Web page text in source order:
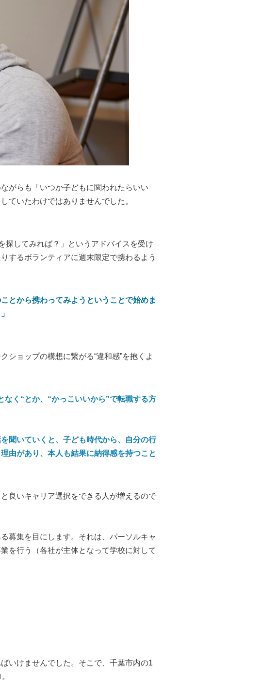
がらも「いつか子どもに関われたらいい
ていたわけではありませんでした。
探してみれば？」というアドバイスを受け
するボランティアに週末限定で携わるよう
とから携わってみようということで始めま
」
ショップの構想に繋がる“違和感”を抱くよ
く“とか、“かっこいいから”で転職する方
聞いていくと、子ども時代から、自分の行
由があり、本人も結果に納得感を持つこと
良いキャリア選択をできる人が増えるので
募集を目にします。それは、パーソルキャ
を行う（各社が主体となって学校に対して
いけませんでした。そこで、千葉市内の1